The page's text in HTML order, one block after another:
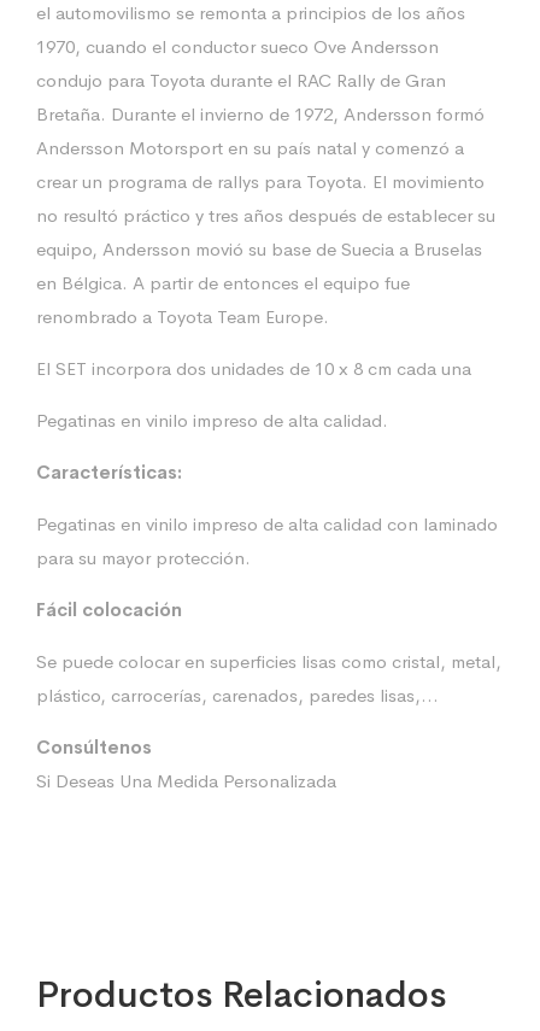
el automovilismo se remonta a principios de los años
1970, cuando el conductor sueco Ove Andersson
condujo para Toyota durante el RAC Rally de Gran
Bretaña. Durante el invierno de 1972, Andersson formó
Andersson Motorsport en su país natal y comenzó a
crear un programa de rallys para Toyota. El movimiento
no resultó práctico y tres años después de establecer su
equipo, Andersson movió su base de Suecia a Bruselas
en Bélgica. A partir de entonces el equipo fue
renombrado a Toyota Team Europe.
El SET incorpora dos unidades de 10 x 8 cm cada una
Pegatinas en vinilo impreso de alta calidad.
Características:
Pegatinas en vinilo impreso de alta calidad con laminado
para su mayor protección.
Fácil colocación
Se puede colocar en superficies lisas como cristal, metal,
plástico, carrocerías, carenados, paredes lisas,…
Consúltenos
Si Deseas Una Medida Personalizada
Productos Relacionados